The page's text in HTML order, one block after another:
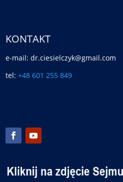
KONTAKT
e-mail: dr.ciesielczyk@gmail.com
tel:+48 601 255 849